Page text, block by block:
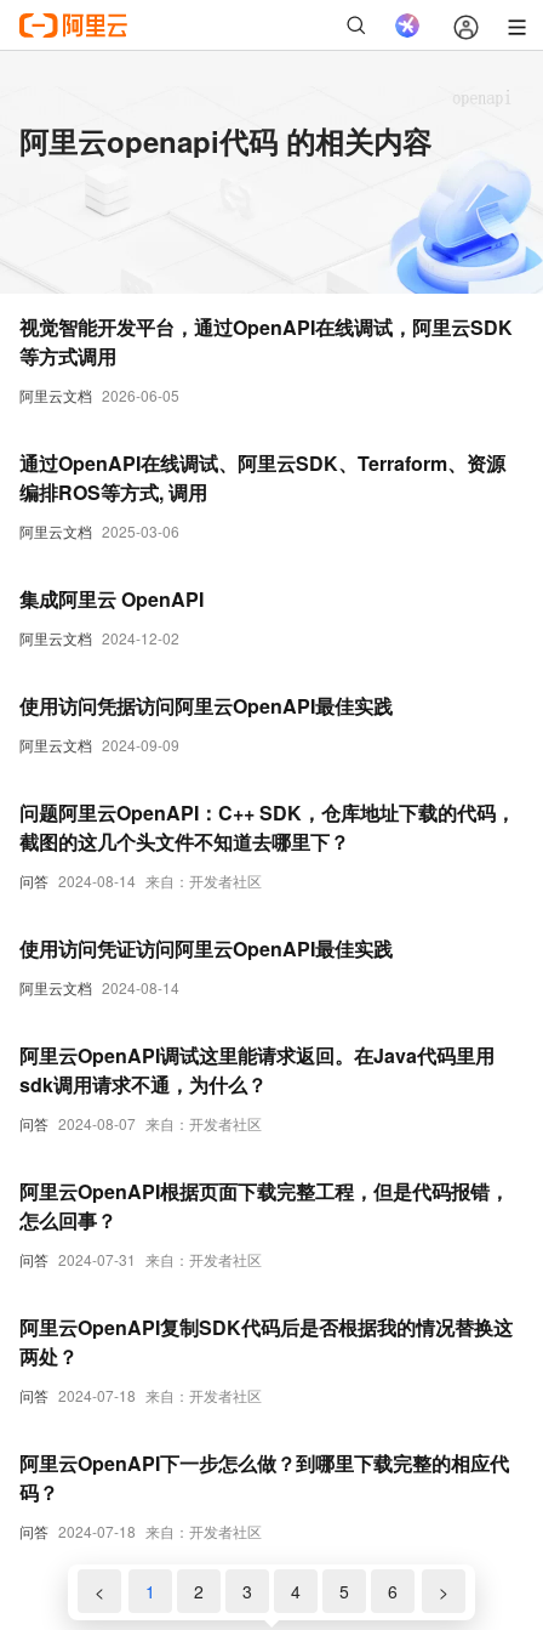
阿里云openapi代码 的相关内容
阿里云文档 2026-06-05
视觉智能开发平台，通过OpenAPI在线调试，阿里云SDK
等方式调用
阿里云文档 2025-03-06
通过OpenAPI在线调试、阿里云SDK、Terraform、资源
编排ROS等方式, 调用
阿里云文档 2024-12-02
集成阿里云 OpenAPI
阿里云文档 2024-09-09
使用访问凭据访问阿里云OpenAPI最佳实践
问答 2024-08-14 来自：开发者社区
问题阿里云OpenAPI：C++ SDK，仓库地址下载的代码，
截图的这几个头文件不知道去哪里下？
阿里云文档 2024-08-14
使用访问凭证访问阿里云OpenAPI最佳实践
问答 2024-08-07 来自：开发者社区
阿里云OpenAPI调试这里能请求返回。在Java代码里用
sdk调用请求不通，为什么？
问答 2024-07-31 来自：开发者社区
阿里云OpenAPI根据页面下载完整工程，但是代码报错，
怎么回事？
问答 2024-07-18 来自：开发者社区
阿里云OpenAPI复制SDK代码后是否根据我的情况替换这
两处？
问答 2024-07-18 来自：开发者社区
阿里云OpenAPI下一步怎么做？到哪里下载完整的相应代
码？
< 1 2 3 4 5 6 >